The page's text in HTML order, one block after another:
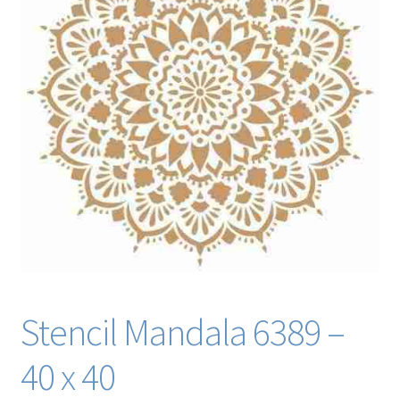
Blog / DIY / Tutorials
Over mij
Contact
Stencil Mandala 6389 –
40 x 40